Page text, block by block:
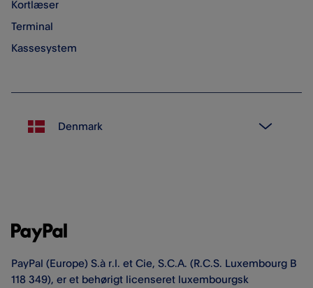
Kortlæser
Terminal
Kassesystem
PayPal (Europe) S.à r.l. et Cie, S.C.A. (R.C.S. Luxembourg B
118 349), er et behørigt licenseret luxembourgsk